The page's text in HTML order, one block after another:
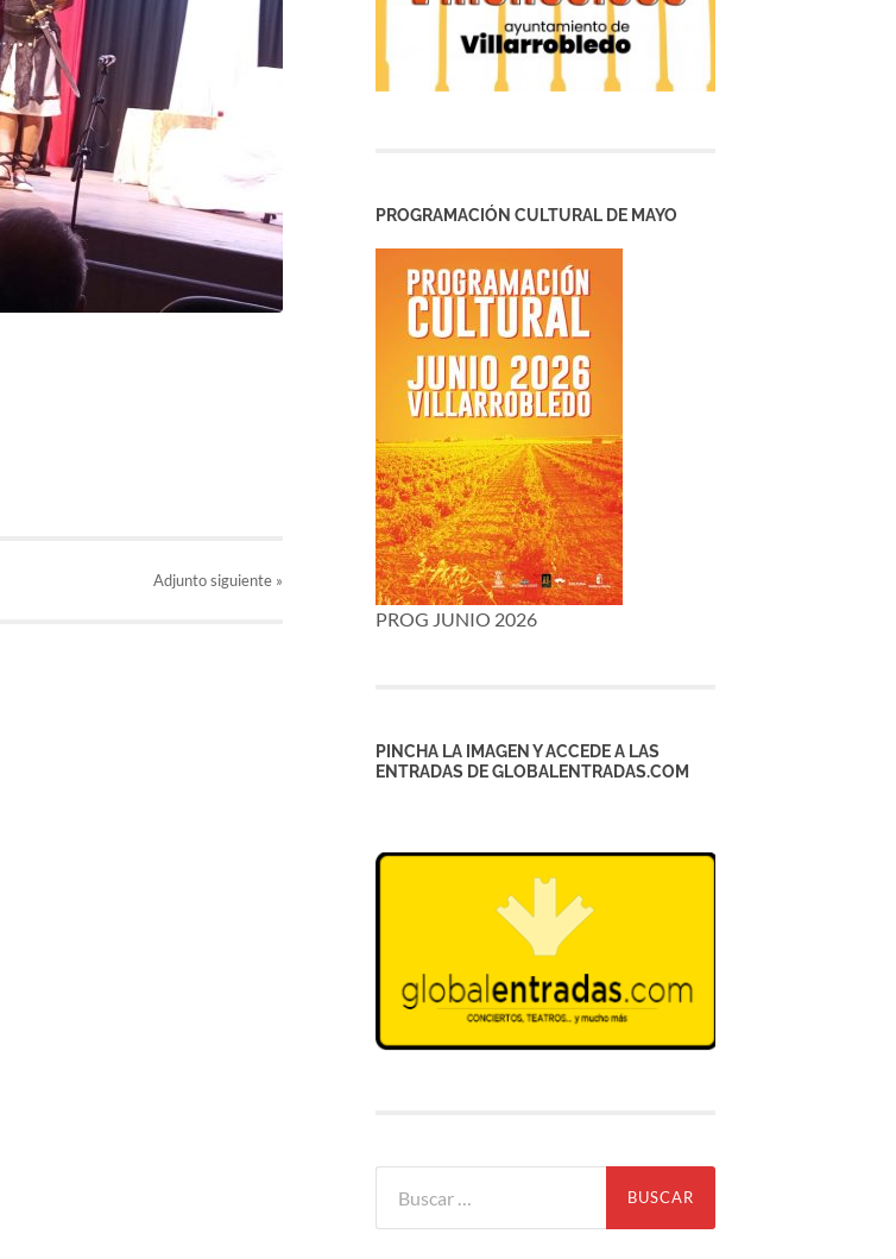
Adjuntosiguiente »
PROGRAMACIÓN CULTURAL DE MAYO
PROG JUNIO 2026
PINCHA LA IMAGEN Y ACCEDE A LAS
ENTRADAS DE GLOBALENTRADAS.COM